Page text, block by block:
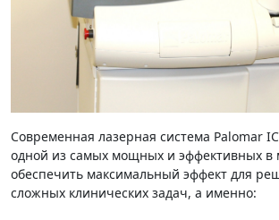
Современная лазерная система Palomar
одной из самых мощных и эффективных в
обеспечить максимальный эффект для
сложных клинических задач, а именно: